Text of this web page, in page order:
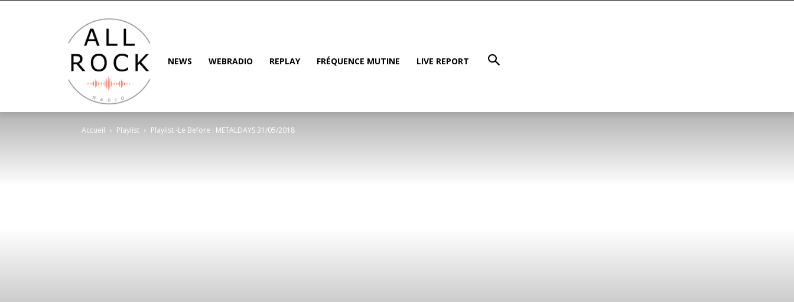
NEWS WEBRADIO REPLAY FRÉQUENCE MUTINE LIVE REPORT
Accueil Playlist Playlist -Le Before : METALDAYS 31/05/2018